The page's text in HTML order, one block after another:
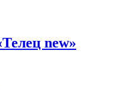
new»